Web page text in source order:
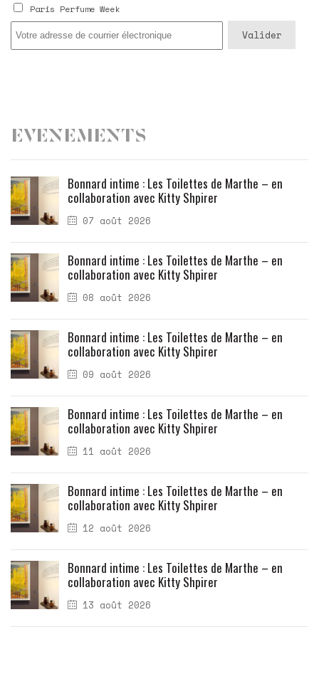
Paris Perfume Week
Evenements
07 août 2026
Bonnard intime : Les Toilettes de Marthe – en
collaboration avec Kitty Shpirer
08 août 2026
Bonnard intime : Les Toilettes de Marthe – en
collaboration avec Kitty Shpirer
09 août 2026
Bonnard intime : Les Toilettes de Marthe – en
collaboration avec Kitty Shpirer
11 août 2026
Bonnard intime : Les Toilettes de Marthe – en
collaboration avec Kitty Shpirer
12 août 2026
Bonnard intime : Les Toilettes de Marthe – en
collaboration avec Kitty Shpirer
13 août 2026
Bonnard intime : Les Toilettes de Marthe – en
collaboration avec Kitty Shpirer